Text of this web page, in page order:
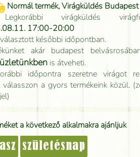
Normál termék, Virágküldés Budapest
Legkorábbi virágküldés
17:00-20:00
későbbi időpontban.
akár budapest
is átveheti.
időpontra szeretne virágot
válasszon a gyors termékeink közül.
a következő alkalmakra ajánljuk
születésnap